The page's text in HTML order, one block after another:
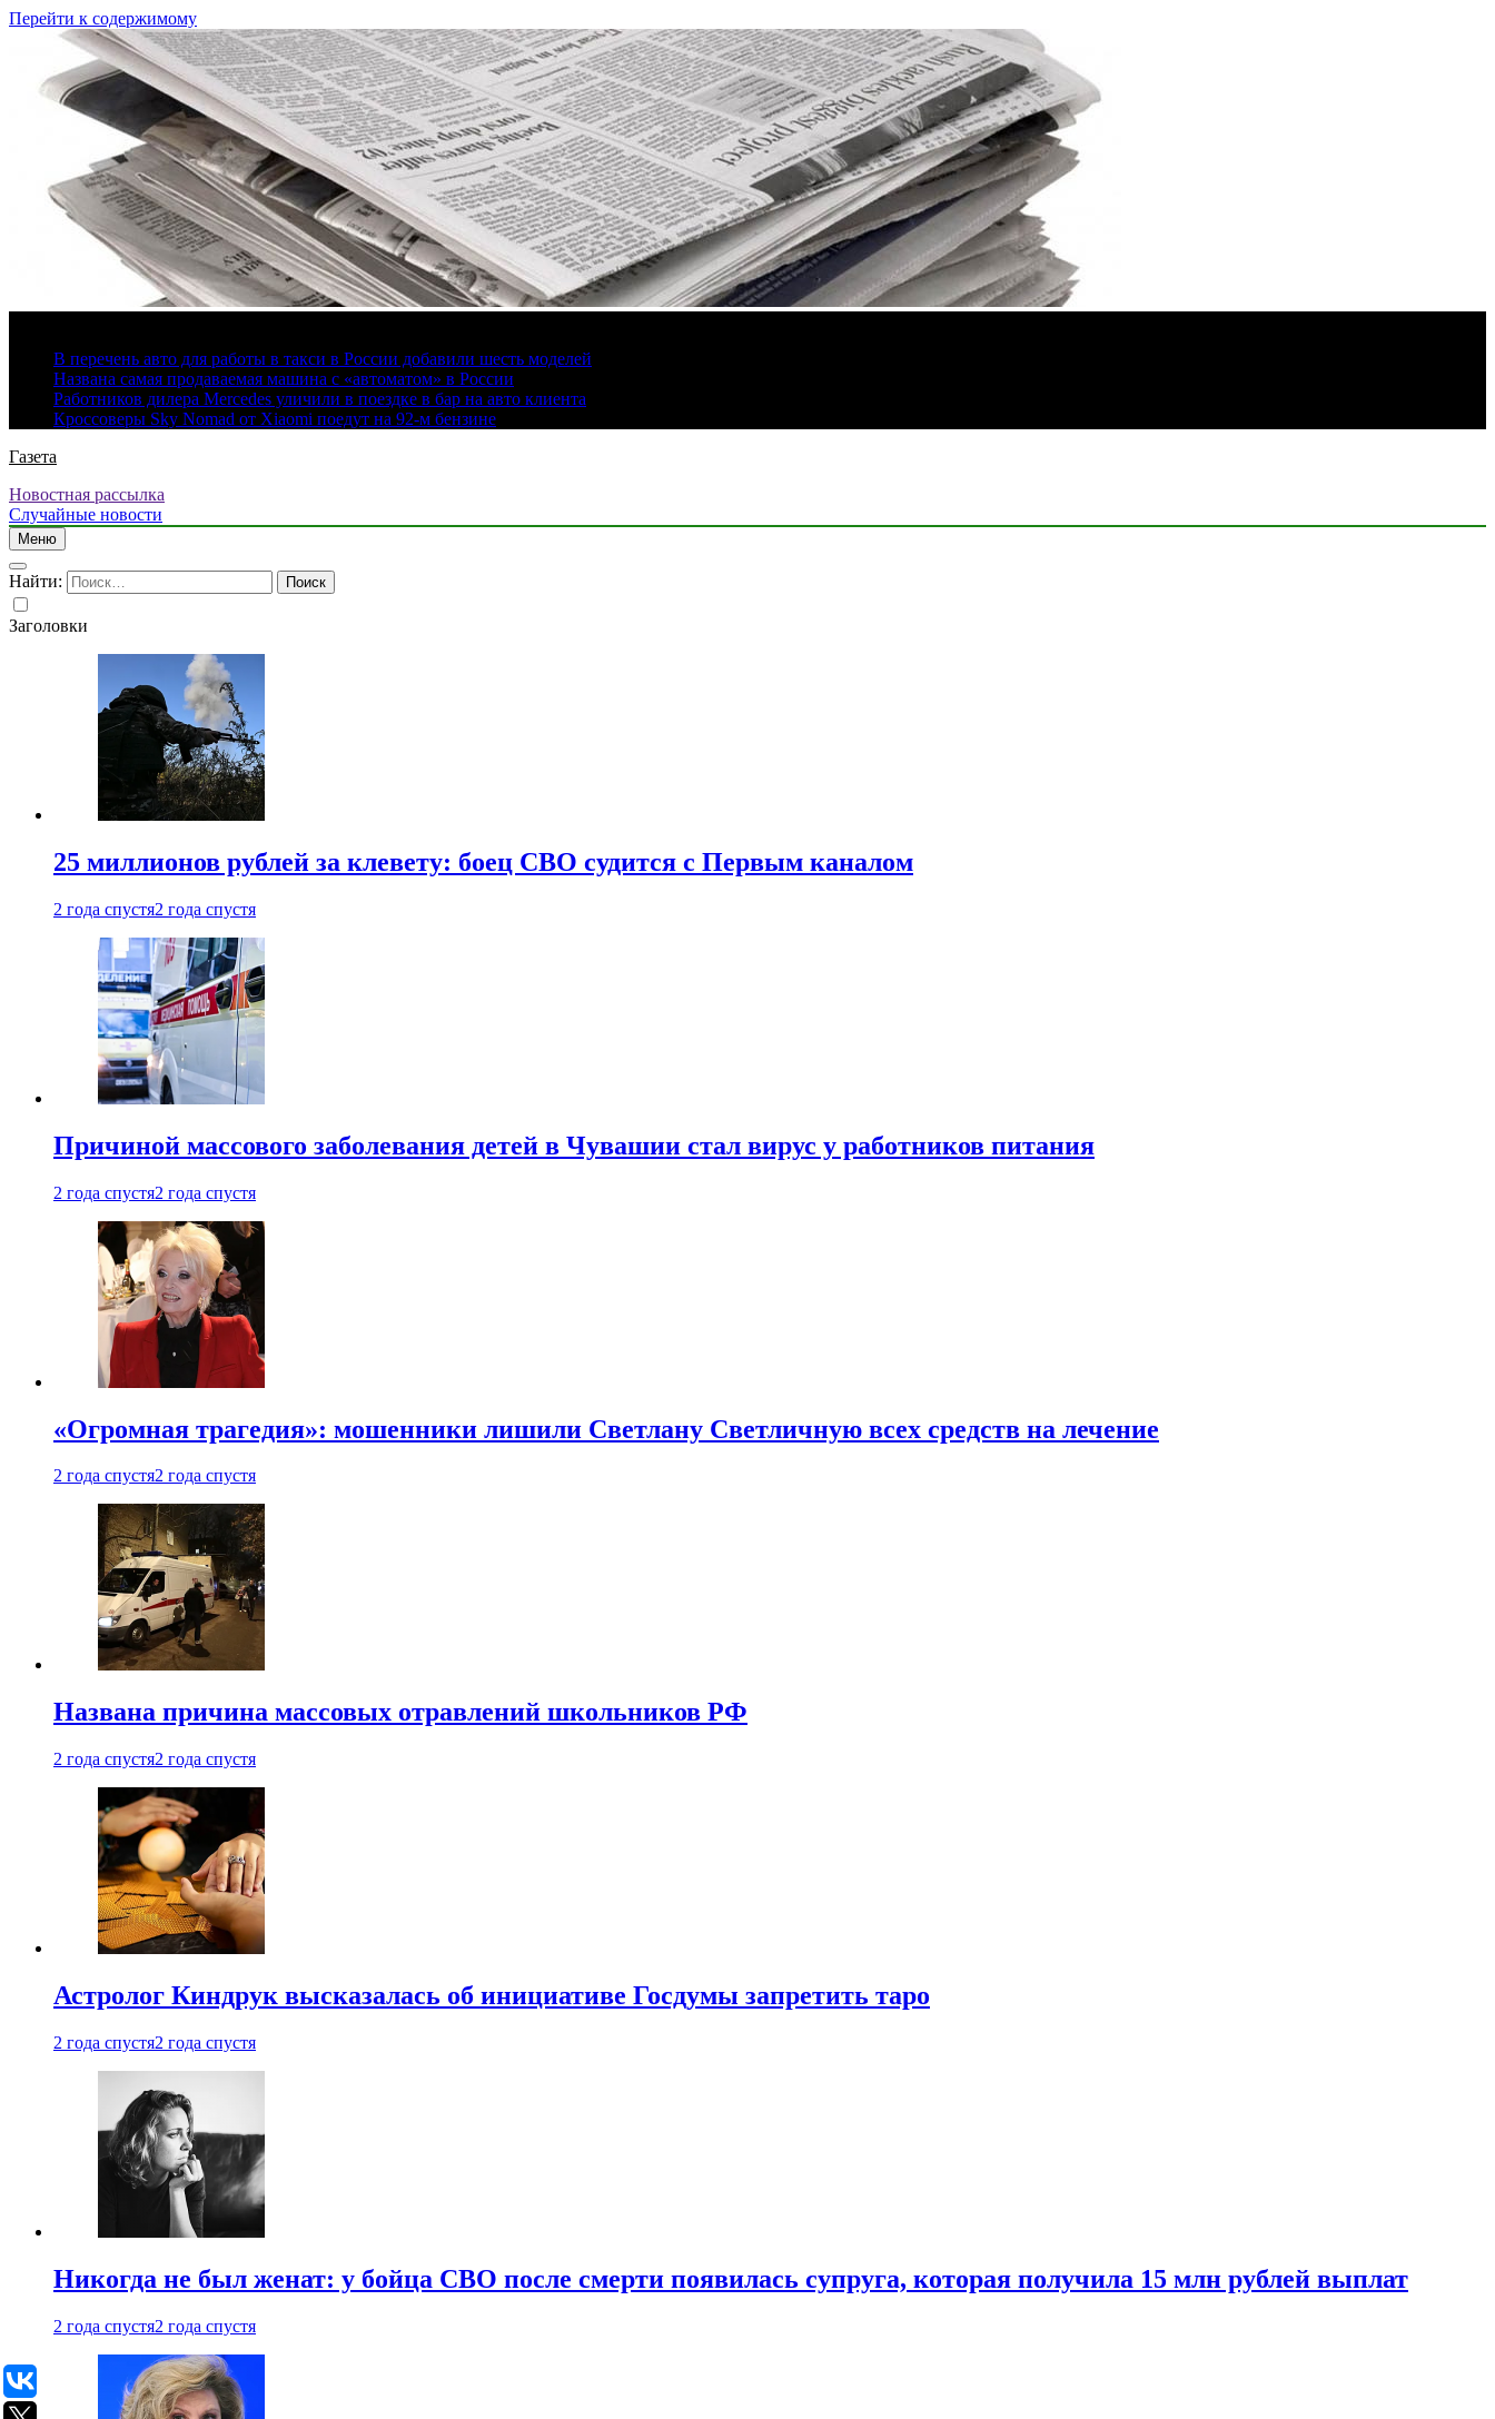
Перейти к содержимому
В перечень авто для работы в такси в России добавили шесть моделей
Названа самая продаваемая машина с «автоматом» в России
Работников дилера Mercedes уличили в поездке в бар на авто клиента
Кроссоверы Sky Nomad от Xiaomi поедут на 92-м бензине
Газета
Новостная рассылка
Случайные новости
Меню
Найти:
Заголовки
25 миллионов рублей за клевету: боец СВО судится с Первым каналом
2 года спустя2 года спустя
Причиной массового заболевания детей в Чувашии стал вирус у работников питания
2 года спустя2 года спустя
«Огромная трагедия»: мошенники лишили Светлану Светличную всех средств на лечение
2 года спустя2 года спустя
Названа причина массовых отравлений школьников РФ
2 года спустя2 года спустя
Астролог Киндрук высказалась об инициативе Госдумы запретить таро
2 года спустя2 года спустя
Никогда не был женат: у бойца СВО после смерти появилась супруга, которая получила 15 млн рублей выплат
2 года спустя2 года спустя